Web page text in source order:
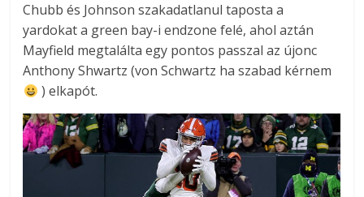
Chubb és Johnson szakadatlanul taposta a
yardokat a green bay-i endzone felé, ahol aztán
Mayfield megtalálta egy pontos passzal az újonc
Anthony Shwartz (von Schwartz ha szabad kérnem
) elkapót.